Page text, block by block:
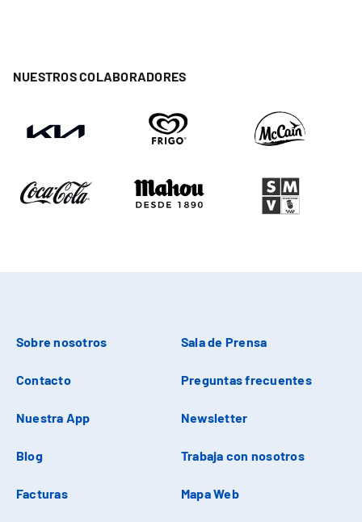
NUESTROS COLABORADORES
Sobre nosotros Sala de Prensa
Contacto Preguntas frecuentes
Nuestra App Newsletter
Blog Trabaja con nosotros
Facturas Mapa Web